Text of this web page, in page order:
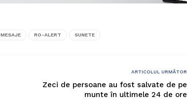
MESAJE RO-ALERT SUNETE
ARTICOLUL URMĂTOR
Zeci de persoane au fost salvate de pe
munte în ultimele 24 de ore